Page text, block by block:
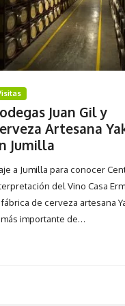
Juan Gil y
Artesana
Jumilla
a Jumilla para conocer
del Vino Casa
de cerveza artesana
importante de…